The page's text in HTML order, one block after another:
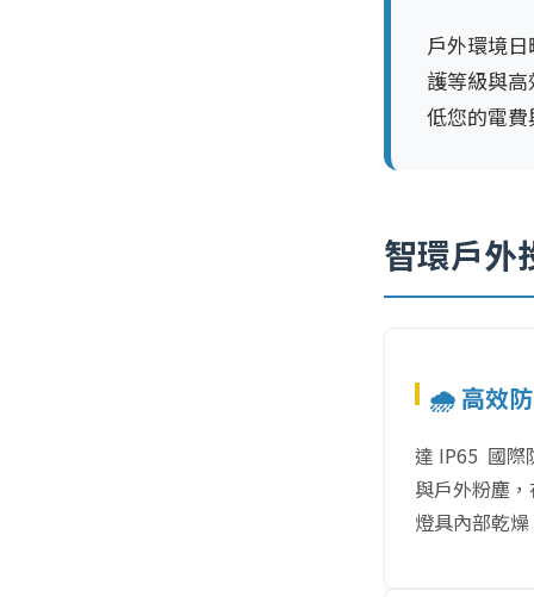
戶外環境
護等級與
低您的電
智環戶外
🌧️ 高效
達 IP65 國際
與戶外粉塵
燈具內部乾